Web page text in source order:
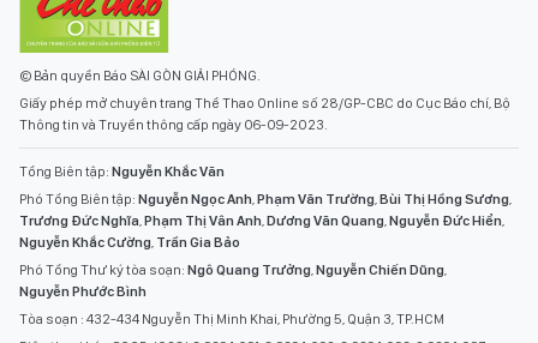
© Bản quyền Báo SÀI GÒN GIẢI PHÓNG.
Giấy phép mở chuyên trang Thể Thao Online số 28/GP-CBC do Cục Báo chí, Bộ
Thông tin và Truyền thông cấp ngày 06-09-2023.
Tổng Biên tập: Nguyễn Khắc Văn
Phó Tổng Biên tập: Nguyễn Ngọc Anh,Phạm Văn Trường,Bùi Thị Hồng Sương,
Trương Đức Nghĩa,Phạm Thị Vân Anh,Dương Văn Quang,Nguyễn Đức Hiển,
Nguyễn Khắc Cường, Trần Gia Bảo
Phó Tổng Thư ký tòa soạn: Ngô Quang Trưởng,Nguyễn Chiến Dũng,
Nguyễn Phước Bình
Tòa soạn : 432-434 Nguyễn Thị Minh Khai, Phường 5, Quận 3, TP.HCM